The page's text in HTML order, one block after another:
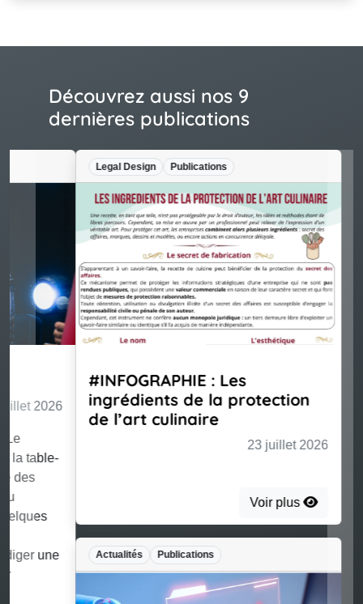
Découvrez aussi nos 9
dernières publications
Legal Design Publications
#INFOGRAPHIE : Les
ingrédients de la protection
de l’art culinaire
23 juillet 2026
Voir plus
Actualités Publications